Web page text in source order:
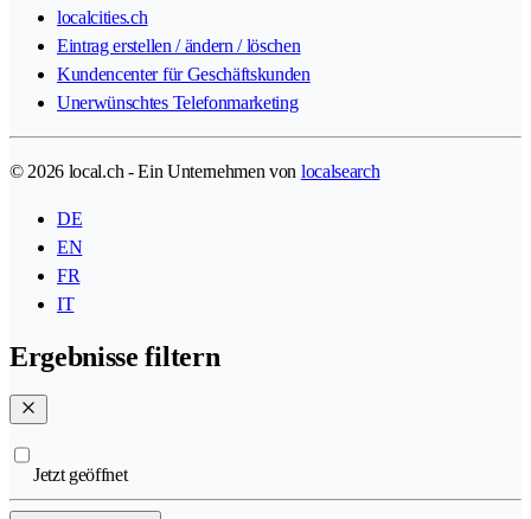
localcities.ch
Eintrag erstellen / ändern / löschen
Kundencenter für Geschäftskunden
Unerwünschtes Telefonmarketing
© 2026 local.ch - Ein Unternehmen von localsearch
DE
EN
FR
IT
Ergebnisse filtern
Jetzt geöffnet